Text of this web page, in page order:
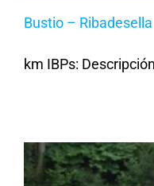
Bustio – Ribadesella
km IBPs: